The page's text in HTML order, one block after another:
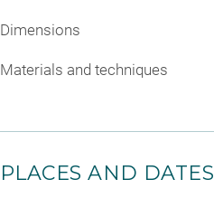
Dimensions
Materials and techniques
PLACES AND DATES